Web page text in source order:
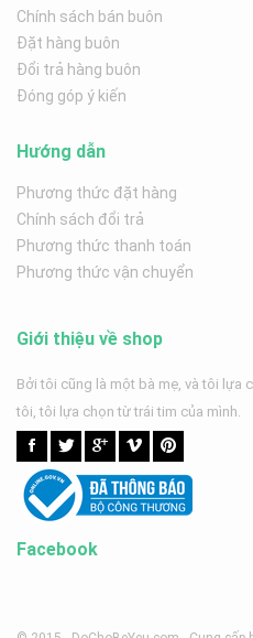
Chính sách bán buôn
Đặt hàng buôn
Đổi trả hàng buôn
Đóng góp ý kiến
Hướng dẫn
Phương thức đặt hàng
Chính sách đổi trả
Phương thức thanh toán
Phương thức vận chuyển
Giới thiệu về shop
Bởi tôi cũng là một bà mẹ, và tôi lựa
tôi, tôi lựa chọn từ trái tim của mình.
Facebook